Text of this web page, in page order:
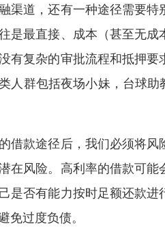
渠道，还有一种途径需要
是最直接、成本（甚至无
有复杂的审批流程和抵押
人群包括夜场小妹，台球
借款途径后，我们必须将
在风险。高利率的借款可
是否有能力按时足额还款
免过度负债。